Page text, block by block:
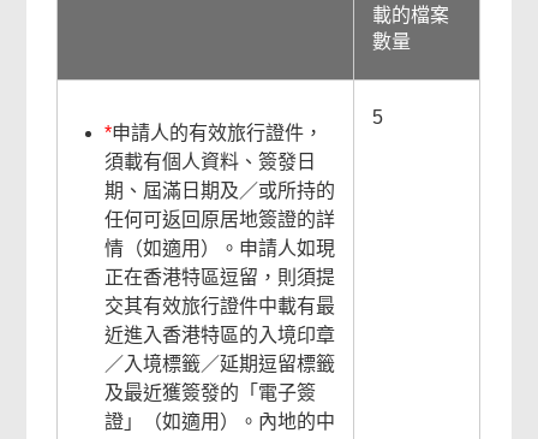
載的檔案
數量
*申請人的有效旅行證件，
須載有個人資料、簽發日
期、屆滿日期及／或所持的
任何可返回原居地簽證的詳
情（如適用）。申請人如現
正在香港特區逗留，則須提
交其有效旅行證件中載有最
近進入香港特區的入境印章
／入境標籤／延期逗留標籤
及最近獲簽發的「電子簽
證」（如適用）。內地的中
5